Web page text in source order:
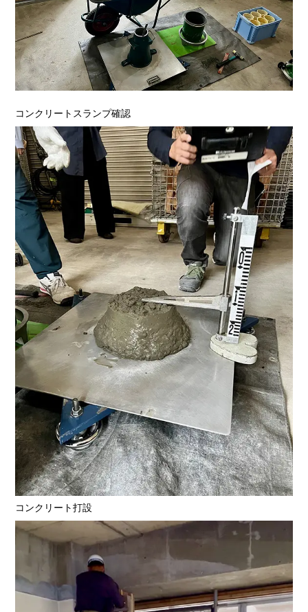
コンクリートスランプ確認
コンクリート打設